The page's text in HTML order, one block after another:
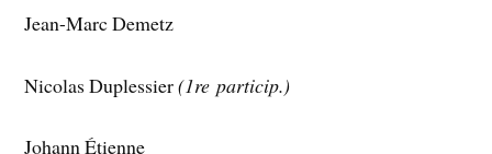
Jean-Marc Demetz
Nicolas Duplessier(1re particip.)
Johann Étienne